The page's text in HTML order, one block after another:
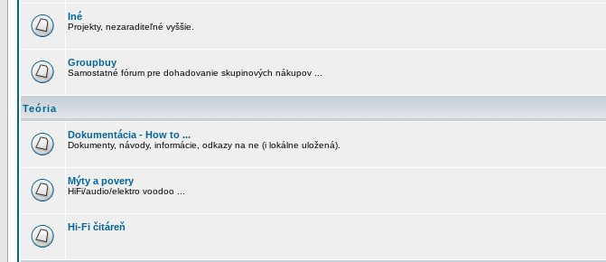
Iné
Projekty, nezaraditeľné vyššie.
Groupbuy
Samostatné fórum pre dohadovanie skupinových nákupov ...
Teória
Dokumentácia - How to ...
Dokumenty, návody, informácie, odkazy na ne (i lokálne uložená).
Mýty a povery
HiFi/audio/elektro voodoo ...
Hi-Fi čitáreň